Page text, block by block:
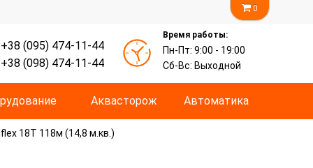
0
+38 (095) 474-11-44
+38 (098) 474-11-44
Время работы:
Пн-Пт: 9:00 - 19:00
Сб-Вс: Выходной
Аквасторож Автоматика
18T 118м (14,8 м.кв.)